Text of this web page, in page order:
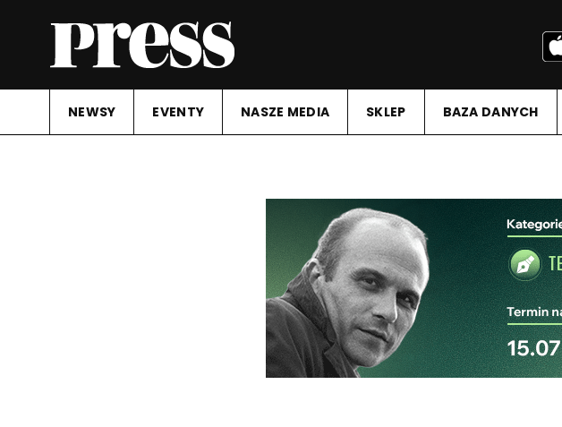
NEWSY EVENTY NASZE MEDIA SKLEP BAZA DANYCH